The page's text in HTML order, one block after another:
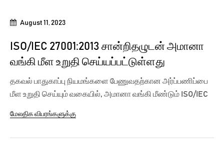
August 11, 2023
ISO/IEC 27001:2013 சான்றிதழுடன் அமானா
வங்கி மீள உறுதி செய்யப்பட்டுள்ளது
தகவல் பாதுகாப்பு நியமங்களை பேணுவதற்கான அர்ப்பணிப்பை
மீள உறுதி செய்யும் வகையில், அமானா வங்கி மீண்டும் ISO/IEC
மேலதிக விபரங்களுக்கு